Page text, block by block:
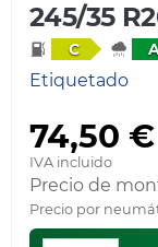
245/35
C
Etiquetado
74,50 €
IVA incluido
Precio de
Precio por